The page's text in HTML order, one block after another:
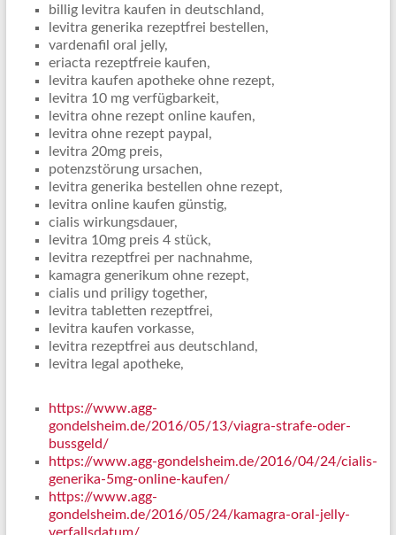
billig levitra kaufen in deutschland,
levitra generika rezeptfrei bestellen,
vardenafil oral jelly,
eriacta rezeptfreie kaufen,
levitra kaufen apotheke ohne rezept,
levitra 10 mg verfügbarkeit,
levitra ohne rezept online kaufen,
levitra ohne rezept paypal,
levitra 20mg preis,
potenzstörung ursachen,
levitra generika bestellen ohne rezept,
levitra online kaufen günstig,
cialis wirkungsdauer,
levitra 10mg preis 4 stück,
levitra rezeptfrei per nachnahme,
kamagra generikum ohne rezept,
cialis und priligy together,
levitra tabletten rezeptfrei,
levitra kaufen vorkasse,
levitra rezeptfrei aus deutschland,
levitra legal apotheke,
https://www.agg-
gondelsheim.de/2016/05/13/viagra-strafe-oder-
bussgeld/
https://www.agg-gondelsheim.de/2016/04/24/cialis-
generika-5mg-online-kaufen/
https://www.agg-
gondelsheim.de/2016/05/24/kamagra-oral-jelly-